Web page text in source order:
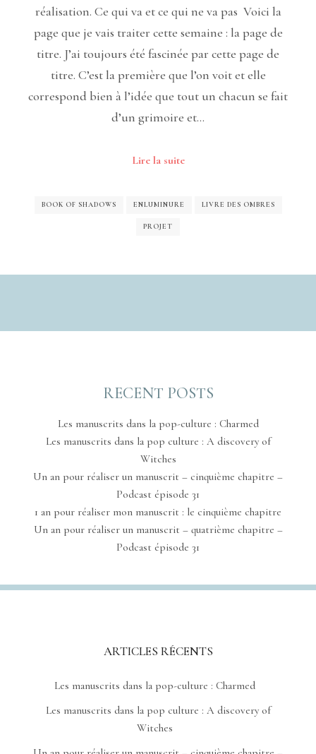
réalisation. Ce qui va et ce qui ne va pas Voici la
page que je vais traiter cette semaine : la page de
titre. J’ai toujours été fascinée par cette page de
titre. C’est la première que l’on voit et elle
correspond bien à l’idée que tout un chacun se fait
d’un grimoire et…
Lire la suite
BOOK OF SHADOWS ENLUMINURE LIVRE DES OMBRES
PROJET
RECENT POSTS
Les manuscrits dans la pop-culture : Charmed
Les manuscrits dans la pop culture : A discovery of
Witches
Un an pour réaliser un manuscrit – cinquième chapitre –
Podcast épisode 31
1 an pour réaliser mon manuscrit : le cinquième chapitre
Un an pour réaliser un manuscrit – quatrième chapitre –
Podcast épisode 31
ARTICLES RÉCENTS
Les manuscrits dans la pop-culture : Charmed
Les manuscrits dans la pop culture : A discovery of
Witches